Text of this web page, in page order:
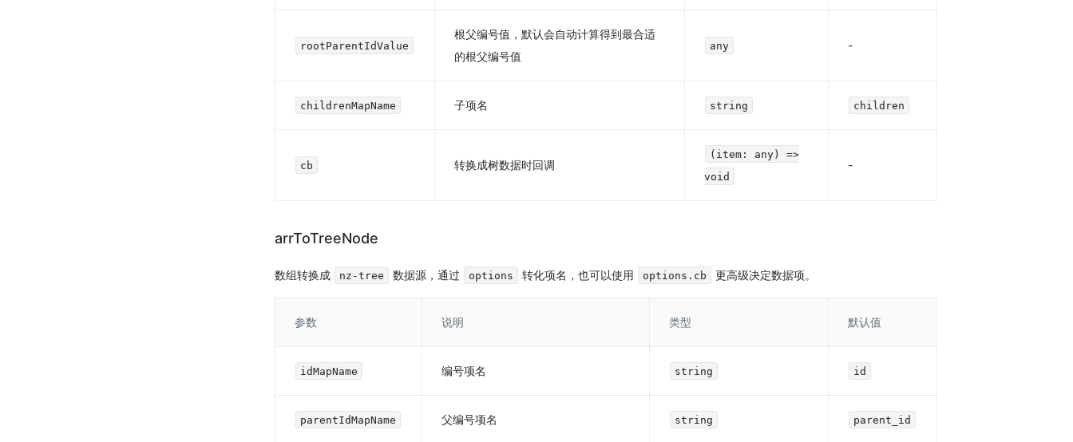
rootParentIdValue
根父编号值，默认会自动计算得到最合适
的根父编号值
any -
childrenMapName 子项名 string children
cb 转换成树数据时回调
(item: any) =>
void
-
arrToTreeNode
数组转换成 nz-tree 数据源，通过 options 转化项名，也可以使用 options.cb 更高级决定数据项。
参数 说明 类型 默认值
idMapName 编号项名 string id
parentIdMapName 父编号项名 string parent_id